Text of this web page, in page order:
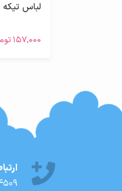
لباس
۱۵۷,۰۰۰